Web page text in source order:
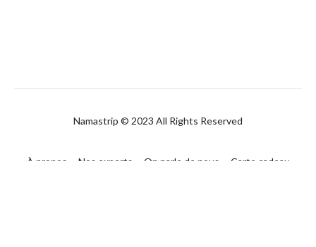
Namastrip © 2023 All Rights Reserved
À propos Nos experts On parle de nous
Carte cadeau